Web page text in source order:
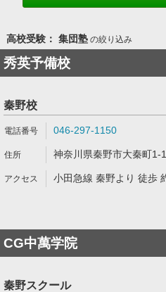
高校受験： 集団塾の絞り込み
秀英予備校
秦野校
046-297-1150
神奈川県秦野市大秦町1-
小田急線 秦野より 徒歩
CG中萬学院
秦野スクール